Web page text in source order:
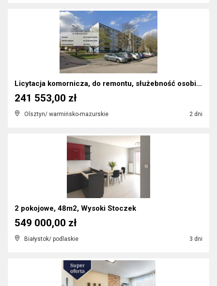
Licytacja komornicza, do remontu, służebność osobi...
Olsztyn/ warmińsko-mazurskie 2 dni
241 553,00 zł
2 pokojowe, 48m2, Wysoki Stoczek
Białystok/ podlaskie 3 dni
549 000,00 zł